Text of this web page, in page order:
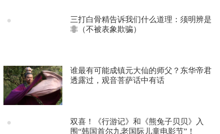
三打白骨精告诉我们什么道理：须明辨是
非（不被表象欺骗）
谁最有可能成镇元大仙的师父？东华帝君
透露过，观音菩萨话中有话
双喜！《行游记》和《熊兔子贝贝》入
围“韩国首尔九老国际儿童电影节”！